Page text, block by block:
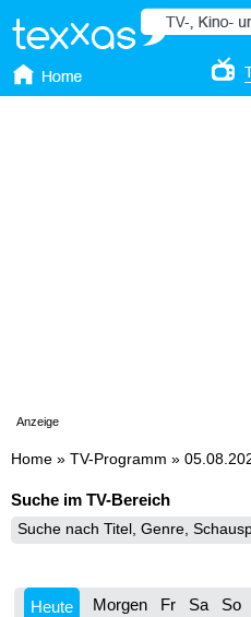
Anzeige
Home » TV-Programm »
Suche im TV-Bereich
Heute Morgen Fr Sa So